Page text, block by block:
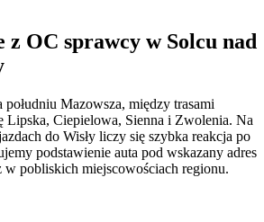
z OC sprawcy w Solcu nad
południu Mazowsza, między trasami
Lipska, Ciepielowa, Sienna i Zwolenia. Na
do Wisły liczy się szybka reakcja po
podstawienie auta pod wskazany adres
w pobliskich miejscowościach regionu.